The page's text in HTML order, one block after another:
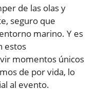
de las olas y
seguro que
marino. Y es
estos
momentos únicos
de por vida, lo
al evento.